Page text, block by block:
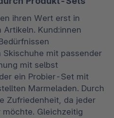
ihren Wert erst in
Kund:innen
mit passender
mit selbst
ein Probier-Set mit
Marmeladen. Durch
Zufriedenheit, da jeder
Gleichzeitig